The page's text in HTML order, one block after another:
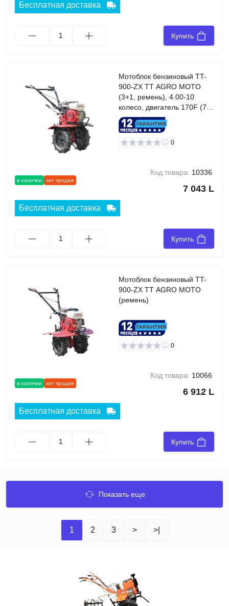
Бесплатная доставка
Купить
в наличии хит продаж
Мотоблок бензиновый TT-
900-ZX TT AGRO MOTO
(3+1, ремень), 4.00-10
колесо, двигатель 170F (7
л.с.)
0
Код товара: 10336
7 043 L
Бесплатная доставка
Купить
в наличии хит продаж
Мотоблок бензиновый TT-
900-ZX TT AGRO MOTO
(ремень)
0
Код товара: 10066
6 912 L
Бесплатная доставка
Купить
Показать еще
1 2 3 > >|